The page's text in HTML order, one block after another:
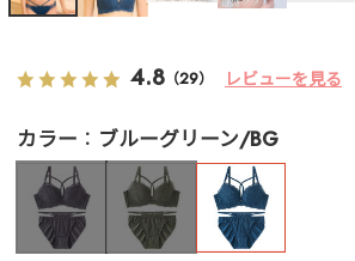
4.8 （29） レビューを見る
カラー ブルーグリーン/BG